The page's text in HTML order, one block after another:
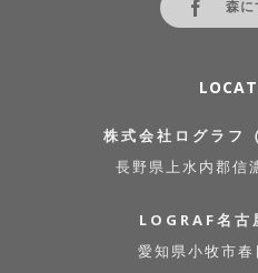
森に
株式会社ログラフ
長野県上水内郡信
LOGRAF名古
愛知県小牧市